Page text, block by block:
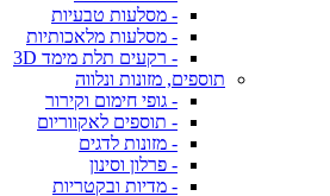
- מסלעות טבעיות
- מסלעות מלאכותיות
- רקעים תלת מימד 3D
תוספים, מזונות ונלווה
- גופי חימום וקירור
- תוספים לאקווריום
- מזונות לדגים
- פרלון וסינון
- מדיות ובקטריות